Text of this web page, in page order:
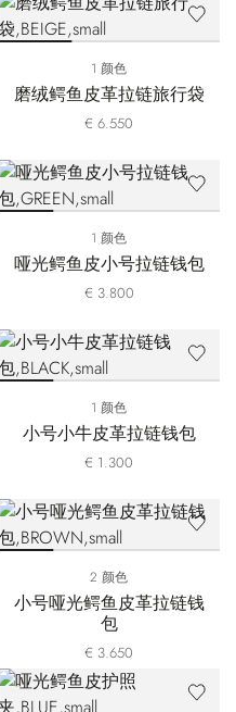
1 颜色
磨绒鳄鱼皮革拉链旅行袋
€ 6.550
1 颜色
哑光鳄鱼皮小号拉链钱包
€ 3.800
1 颜色
小号小牛皮革拉链钱包
€ 1.300
2 颜色
小号哑光鳄鱼皮革拉链钱
包
€ 3.650